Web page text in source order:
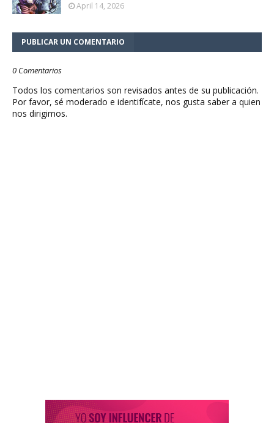
April 14, 2026
PUBLICAR UN COMENTARIO
0 Comentarios
Todos los comentarios son revisados antes de su publicación.
Por favor, sé moderado e identifícate, nos gusta saber a quien
nos dirigimos.